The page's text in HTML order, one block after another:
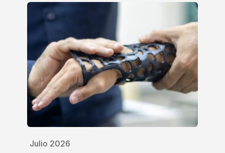
Julio 2026